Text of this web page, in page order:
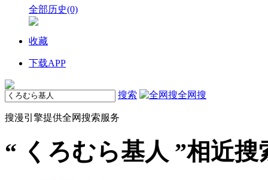
全部历史(0)
收藏
下载APP
搜索 全网搜
搜漫引擎提供全网搜索服务
“ くろむら基人 ”相近搜